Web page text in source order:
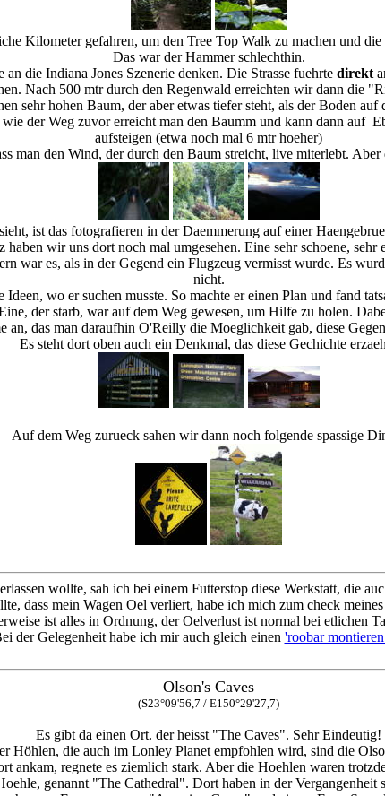
Kilometer gefahren, um den Tree Top Walk zu machen und die
Das war der Hammer schlechthin.
die Indiana Jones Szenerie denken. Die Strasse fuehrte direkt
Nach 500 mtr durch den Regenwald erreichten wir dann die
sehr hohen Baum, der aber etwas tiefer steht, als der Boden
der Weg zuvor erreicht man den Baumm und kann dann auf
aufsteigen (etwa noch mal 6 mtr hoeher)
man den Wind, der durch den Baum streicht, live miterlebt.
ist das fotografieren in der Daemmerung auf einer
haben wir uns dort noch mal umgesehen. Eine sehr schoene, sehr
war es, als in der Gegend ein Flugzeug vermisst wurde. Es
nicht.
wo er suchen musste. So machte er einen Plan und fand
der starb, war auf dem Weg gewesen, um Hilfe zu holen.
an, das man daraufhin O'Reilly die Moeglichkeit gab, diese
Es steht dort oben auch ein Denkmal, das diese Gechichte
Auf dem Weg zurueck sahen wir dann noch folgende spassige
wollte, sah ich bei einem Futterstop diese Werkstatt, die
dass mein Wagen Oel verliert, habe ich mich zum check
ist alles in Ordnung, der Oelverlust ist normal bei etlichen
der Gelegenheit habe ich mir auch gleich einen 'roobar montieren
Olson's Caves
(S23°09'56,7 / E150°29'27,7)
Es gibt da einen Ort. der heisst "The Caves". Sehr Eindeutig!
Höhlen, die auch im Lonley Planet empfohlen wird, sind die
ankam, regnete es ziemlich stark. Aber die Hoehlen waren
genannt "The Cathedral". Dort haben in der Vergangenheit